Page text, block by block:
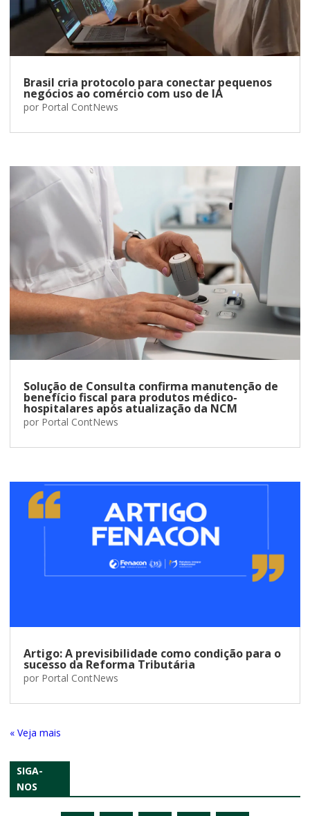
Brasil cria protocolo para conectar pequenos
negócios ao comércio com uso de IA
por Portal ContNews
Solução de Consulta confirma manutenção de
benefício fiscal para produtos médico-
hospitalares após atualização da NCM
por Portal ContNews
Artigo: A previsibilidade como condição para o
sucesso da Reforma Tributária
por Portal ContNews
« Entradas Antigas
SIGA-
NOS